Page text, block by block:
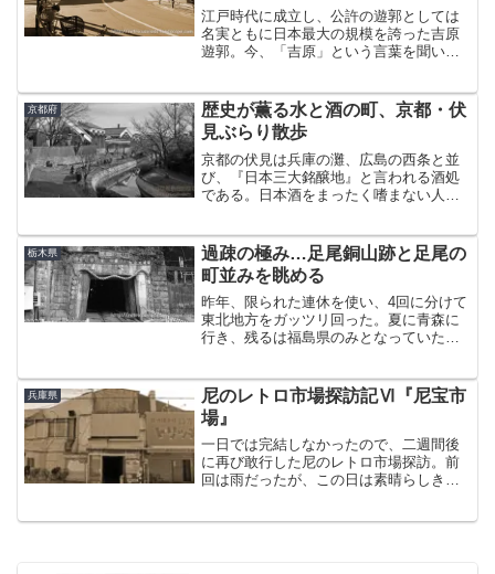
江戸時代に成立し、公許の遊郭としては
名実ともに日本最大の規模を誇った吉原
遊郭。今、「吉原」という言葉を聞いて
を持つことについては異を唱える者はい
ないであろう。そんなわけ...
京都府
歴史が薫る水と酒の町、京都・伏
見ぶらり散歩
京都の伏見は兵庫の灘、広島の西条と並
び、『日本三大銘醸地』と言われる酒処
である。日本酒をまったく嗜まない人で
をぶらぶらと歩いてきたので、時系列に
沿ってつらつらと写真と共...
栃木県
過疎の極み…足尾銅山跡と足尾の
町並みを眺める
昨年、限られた連休を使い、4回に分けて
東北地方をガッツリ回った。夏に青森に
行き、残るは福島県のみとなっていた。
関東＋福島で計画を立てた。足尾銅山観
光そんなわけで初日。手...
兵庫県
尼のレトロ市場探訪記Ⅵ『尼宝市
場』
一日では完結しなかったので、二週間後
に再び敢行した尼のレトロ市場探訪。前
回は雨だったが、この日は素晴らしき快